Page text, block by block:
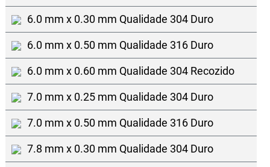
6.0 mm x 0.30 mm Qualidade 304 Duro
6.0 mm x 0.50 mm Qualidade 316 Duro
6.0 mm x 0.60 mm Qualidade 304 Recozido
7.0 mm x 0.25 mm Qualidade 304 Duro
7.0 mm x 0.50 mm Qualidade 316 Duro
7.8 mm x 0.30 mm Qualidade 304 Duro